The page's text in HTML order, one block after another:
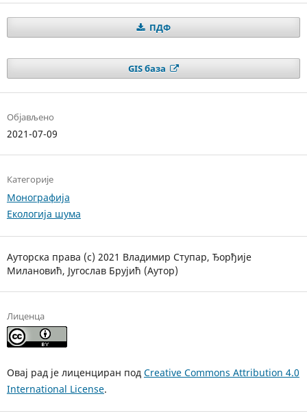
ПДФ
GIS база
Објављено
2021-07-09
Категорије
Монографија
Екологија шума
Ауторска права (c) 2021 Владимир Ступар, Ђорђије
Милановић, Југослав Брујић (Аутор)
Лиценца
Овај рад је лиценциран под Creative Commons Attribution 4.0
International License.